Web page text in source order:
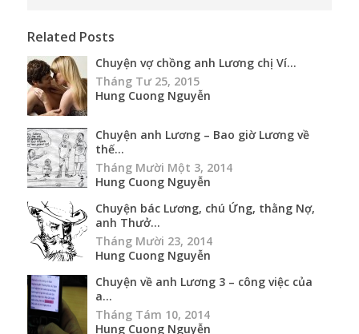
Related Posts
Chuyện vợ chồng anh Lương chị Ví...
Tháng Tư 25, 2015
Hung Cuong Nguyễn
Chuyện anh Lương – Bao giờ Lương về
thế...
Tháng Mười Một 3, 2014
Hung Cuong Nguyễn
Chuyện bác Lương, chú Ứng, thằng Nợ,
anh Thưở...
Tháng Mười 23, 2014
Hung Cuong Nguyễn
Chuyện về anh Lương 3 – công việc của
a...
Tháng Tám 10, 2014
Hung Cuong Nguyễn